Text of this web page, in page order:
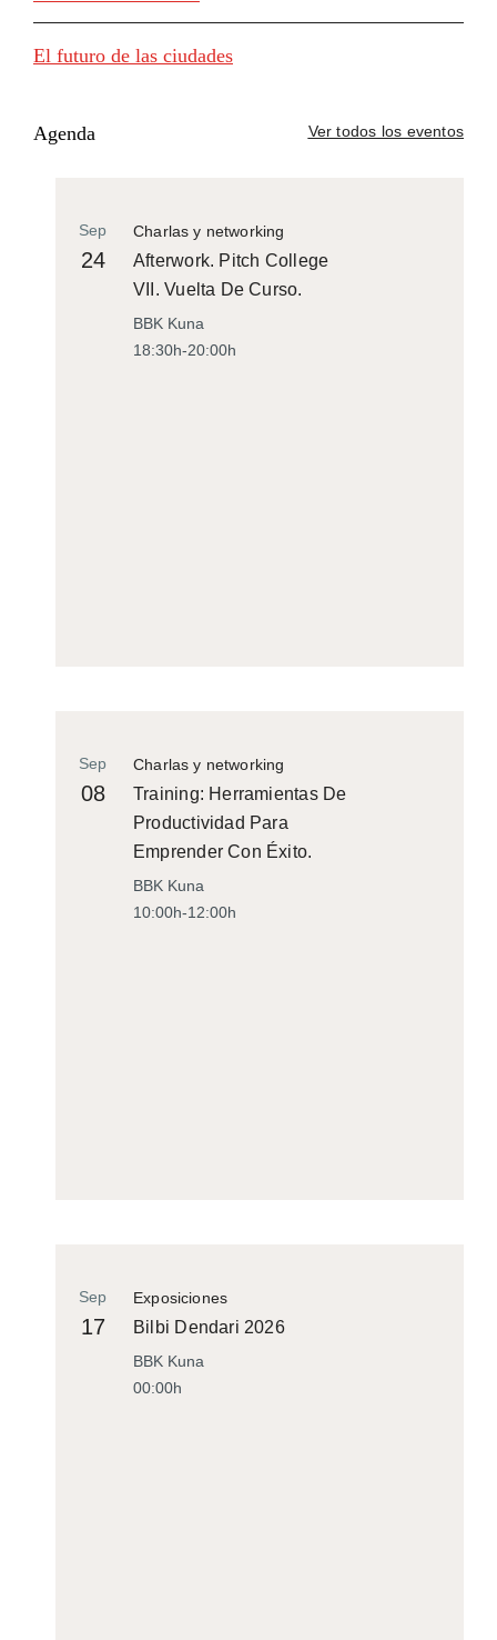
El futuro de las ciudades
Agenda Ver todos los eventos
Charlas y networking
Sep
24
Afterwork. Pitch College
VII. Vuelta De Curso.
BBK Kuna
18:30h-20:00h
Charlas y networking
Sep
08
Training: Herramientas De
Productividad Para
Emprender Con Éxito.
BBK Kuna
10:00h-12:00h
Exposiciones
Sep
17 Bilbi Dendari 2026
BBK Kuna
00:00h